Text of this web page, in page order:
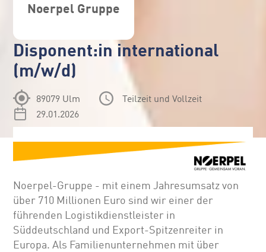
Noerpel Gruppe
Disponent:in international
(m/w/d)
89079 Ulm
Teilzeit und Vollzeit
29.01.2026
Noerpel-Gruppe - mit einem Jahresumsatz von
über 710 Millionen Euro sind wir einer der
führenden Logistikdienstleister in
Süddeutschland und Export-Spitzenreiter in
Europa. Als Familienunternehmen mit über